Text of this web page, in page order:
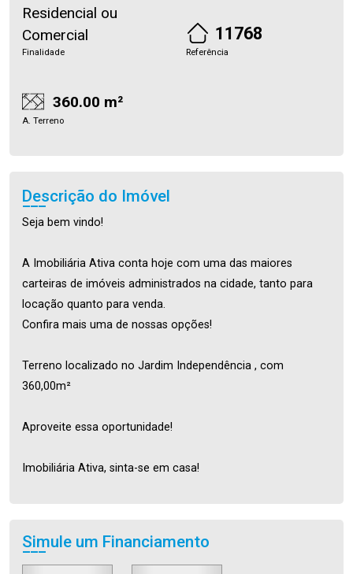
Residencial ou
Comercial
Finalidade
11768
Referência
360.00 m²
A. Terreno
Descrição do Imóvel
Seja bem vindo!
A Imobiliária Ativa conta hoje com uma das maiores
carteiras de imóveis administrados na cidade, tanto para
locação quanto para venda.
Confira mais uma de nossas opções!
Terreno localizado no Jardim Independência , com
360,00m²
Aproveite essa oportunidade!
Imobiliária Ativa, sinta-se em casa!
Simule um Financiamento